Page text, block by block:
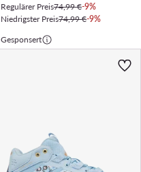
Regulärer Preis74,99 €-9%
Niedrigster Preis74,99 €-9%
Gesponsert